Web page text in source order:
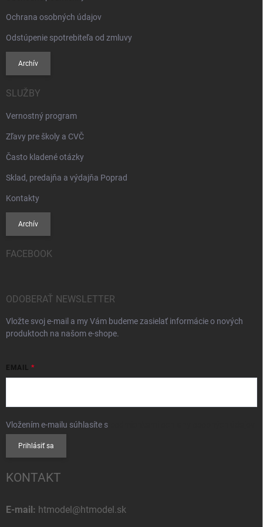
Ochrana osobných údajov
Odstúpenie spotrebiteľa od zmluvy
Archív
SLUŽBY
Vernostný program
Zľavy pre školy a CVČ
Často kladené otázky
Sklad, predajňa a výdajňa Poprad
Kontakty
Archív
FACEBOOK
ODOBERAŤ NEWSLETTER
Vložte svoj e-mail a my Vám budeme zasielať informácie o nových
produktoch na našom e-shope.
EMAIL
Vložením e-mailu súhlasíte s
Prihlásiť sa
KONTAKT
E-mail: htmodel@htmodel.sk